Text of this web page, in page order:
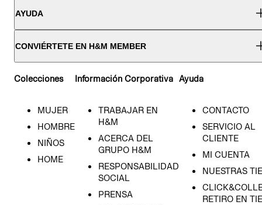
AYUDA
CONVIÉRTETE EN H&M MEMBER
Colecciones
MUJER
HOMBRE
NIÑOS
HOME
Información Corporativa
TRABAJAR EN
H&M
ACERCA DEL
GRUPO H&M
RESPONSABILIDAD
SOCIAL
PRENSA
Ayuda
CONTACTO
SERVICIO AL
CLIENTE
MI CUENTA
NUESTRAS
RETIRO EN